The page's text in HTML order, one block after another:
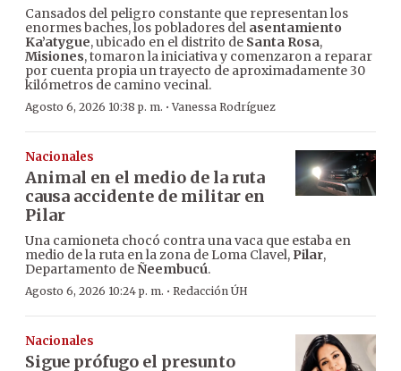
Cansados del peligro constante que representan los
enormes baches, los pobladores del asentamiento
Ka’atygue, ubicado en el distrito de Santa Rosa,
Misiones, tomaron la iniciativa y comenzaron a reparar
por cuenta propia un trayecto de aproximadamente 30
kilómetros de camino vecinal.
Agosto 6, 2026 10:38 p. m. ·Vanessa Rodríguez
Nacionales
Animal en el medio de la ruta
causa accidente de militar en
Pilar
Una camioneta chocó contra una vaca que estaba en
medio de la ruta en la zona de Loma Clavel, Pilar,
Departamento deÑeembucú.
Agosto 6, 2026 10:24 p. m. · Redacción ÚH
Nacionales
Sigue prófugo el presunto